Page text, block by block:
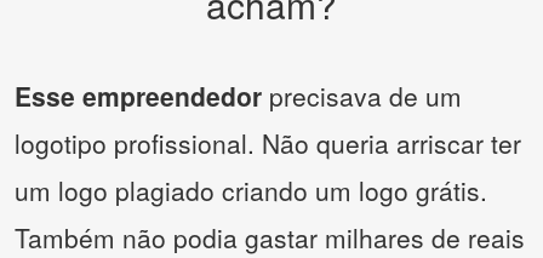
Esse empreendedor precisava de um
logotipo profissional. Não queria arriscar ter
um logo plagiado criando um logo grátis.
Também não podia gastar milhares de reais